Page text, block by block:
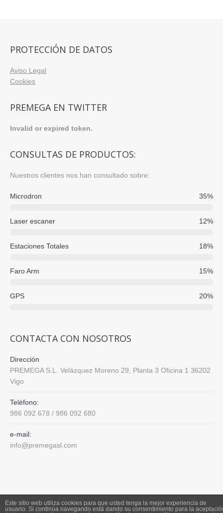
PROTECCIÓN DE DATOS
Aviso Legal
Cookies
PREMEGA EN TWITTER
Invalid or expired token.
CONSULTAS DE PRODUCTOS:
Nuestros clientes nos han consultado sobre:
Microdron 35%
Laser escaner 12%
Estaciones Totales 18%
Faro Arm 15%
GPS 20%
CONTACTA CON NOSOTROS
Dirección
PREMEGA S.L. Velázquez Moreno 29, Planta 3 Oficina 1 36202
Vigo
Teléfono:
986 092 678 / 986 092 680
e-mail:
info@premegasl.com
Este sitio web utiliza cookies para que usted tenga la mejor experiencia de
usuario. Si continúa navegando está dando su consentimiento para la